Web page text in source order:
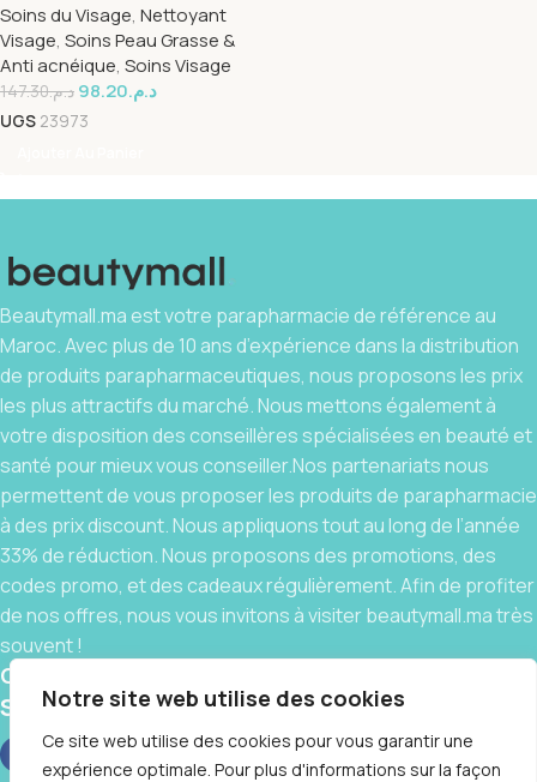
Notre site web utilise des cookies
Ce site web utilise des cookies pour vous garantir une
expérience optimale. Pour plus d'informations sur la façon
Soins du Visage, Nettoyant
Visage, Soins Peau Grasse &
Anti acnéique, Soins Visage
د.م.147.30 د.م.98.20
UGS 23973
Beautymall.ma est votre parapharmacie de référence au
Maroc. Avec plus de 10 ans d’expérience dans la distribution
de produits parapharmaceutiques, nous proposons les prix
les plus attractifs du marché. Nous mettons également à
votre disposition des conseillères spécialisées en beauté et
santé pour mieux vous conseiller.Nos partenariats nous
permettent de vous proposer les produits de parapharmacie
à des prix discount. Nous appliquons tout au long de l’année
33% de réduction. Nous proposons des promotions, des
codes promo, et des cadeaux régulièrement. Afin de profiter
de nos offres, nous vous invitons à visiter beautymall.ma très
souvent !
Contact
Social links: